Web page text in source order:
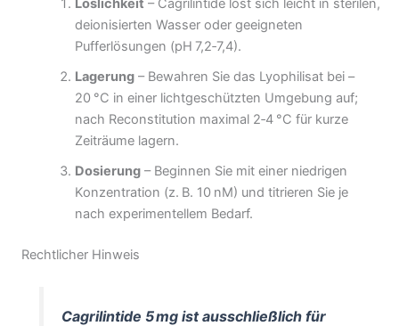
Löslichkeit – Cagrilintide löst sich leicht in sterilen,
deionisierten Wasser oder geeigneten
Pufferlösungen (pH 7,2‑7,4).
Lagerung– Bewahren Sie das Lyophilisat bei –
20 °C in einer lichtgeschützten Umgebung auf;
nach Reconstitution maximal 2‑4 °C für kurze
Zeiträume lagern.
Dosierung– Beginnen Sie mit einer niedrigen
Konzentration (z. B. 10 nM) und titrieren Sie je
nach experimentellem Bedarf.
Rechtlicher Hinweis
Cagrilintide 5 mg ist ausschließlich für